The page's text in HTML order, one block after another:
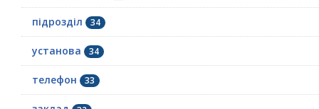
підрозділ 34
установа 34
телефон 33